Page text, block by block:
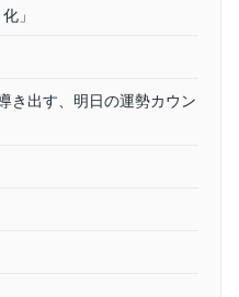
」
き出す、明日の運勢カウン